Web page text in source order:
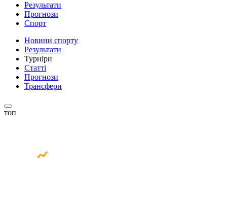
Результати
Прогнози
Спорт
Новини спорту
Результати
Турніри
Статті
Прогнози
Трансфери
топ